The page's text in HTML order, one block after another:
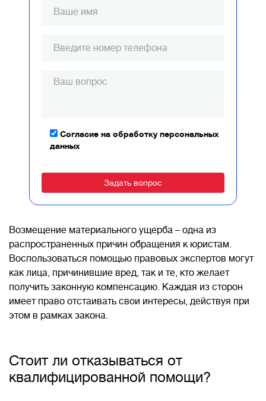
Согласие на обработку персональных
данных
Возмещение материального ущерба – одна из
распространенных причин обращения к юристам.
Воспользоваться помощью правовых экспертов могут
как лица, причинившие вред, так и те, кто желает
получить законную компенсацию. Каждая из сторон
имеет право отстаивать свои интересы, действуя при
этом в рамках закона.
Стоит ли отказываться от
квалифицированной помощи?